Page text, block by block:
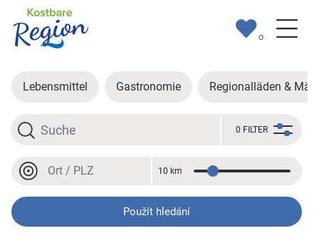
0
Lebensmittel Gastronomie Regionalläden &
Hledat
0 FILTER
Místo nebo PSČ
Vzdálenost
10 km
Použít hledání
Moje výsledky hledání